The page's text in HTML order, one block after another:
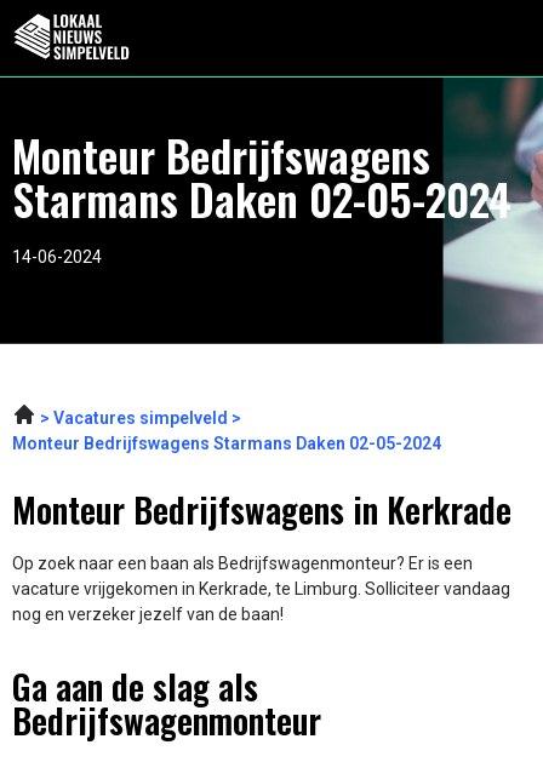
Monteur Bedrijfswagens
Starmans Daken 02-05-2024
14-06-2024
Vacatures simpelveld
Monteur Bedrijfswagens Starmans Daken 02-05-2024
Monteur Bedrijfswagens in Kerkrade
Op zoek naar een baan als Bedrijfswagenmonteur? Er is een
vacature vrijgekomen in Kerkrade, te Limburg. Solliciteer vandaag
nog en verzeker jezelf van de baan!
Ga aan de slag als
Bedrijfswagenmonteur